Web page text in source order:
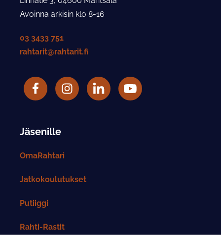
Avoinna arkisin klo 8-16
03 3433 751
rahtarit@rahtarit.fi
FacebookRahtarit ry Instagram-tili
LinkedIn Rahtarit ry YouTube-tili
Jäsenille
OmaRahtari
Jatkokoulutukset
Putiiggi
Rahti-Rastit